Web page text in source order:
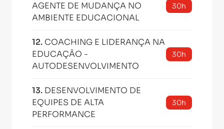
AGENTE DE MUDANÇA NO
AMBIENTE EDUCACIONAL
30h
12. COACHING E LIDERANÇA NA
EDUCAÇÃO -
AUTODESENVOLVIMENTO
30h
13. DESENVOLVIMENTO DE
EQUIPES DE ALTA
PERFORMANCE
30h